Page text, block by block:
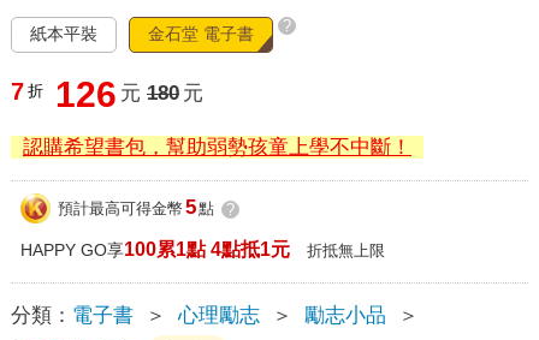
紙本平裝 金石堂 電子書 ?
7 折 126 元 180 元
認購希望書包，幫助弱勢孩童上學不中斷！
預計最高可得金幣 5點 ?
HAPPY GO享100累1點 4點抵1元 折抵無上限
分類： 電子書 ＞ 心理勵志 ＞ 勵志小品
＞